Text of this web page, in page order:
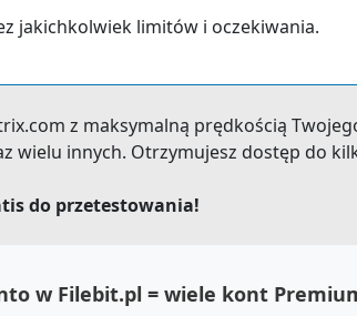
jakichkolwiek limitów i oczekiwania.
z maksymalną prędkością
wielu innych. Otrzymujesz dostęp do
do przetestowania!
w Filebit.pl = wiele kont